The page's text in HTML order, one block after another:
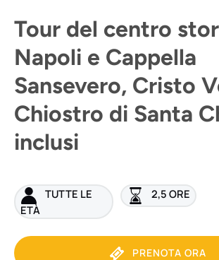
Tour del centro
Napoli e Cappella
Sansevero, Cristo
Chiostro di Santa
inclusi
TUTTE LE
ETÀ
2,5 ORE
PRENOTA ORA